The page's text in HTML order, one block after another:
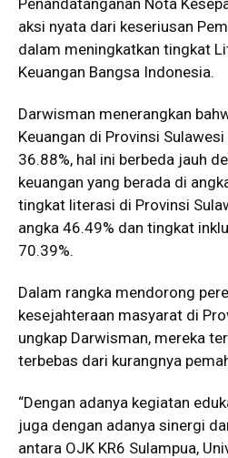
aksi nyata dari keseriusan
dalam meningkatkan tingkat
Keuangan Bangsa Indonesia.
Darwisman menerangkan
Keuangan di Provinsi
36.88%, hal ini berbeda jauh
keuangan yang berada di
tingkat literasi di Provinsi
angka 46.49% dan tingkat
70.39%.
Dalam rangka mendorong
kesejahteraan masyarat di
ungkap Darwisman, mereka
terbebas dari kurangnya
“Dengan adanya kegiatan
juga dengan adanya sinergi
antara OJK KR6 Sulampua,